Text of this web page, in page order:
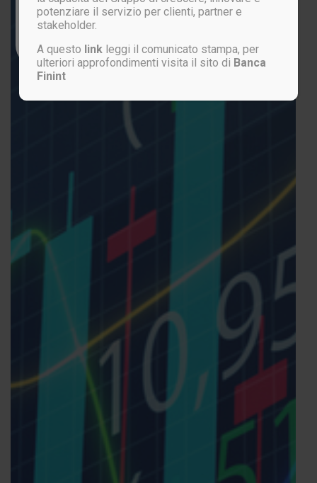
Non sei ancora registrato?
potenziare il servizio per clienti, partner e
stakeholder.
A questo link leggi il comunicato stampa, per
ulteriori approfondimenti visita il sito di Banca
Finint